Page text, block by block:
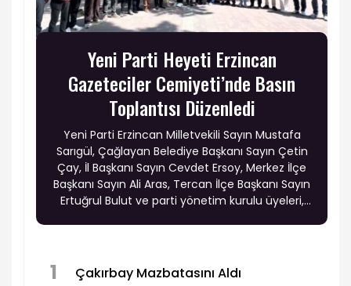
Yeni Parti Heyeti Erzincan
Gazeteciler Cemiyeti’nde Basın
Toplantısı Düzenledi
Yeni Parti Erzincan Milletvekili Sayın Mustafa
Sarıgül, Çağlayan Belediye Başkanı Sayın Çetin
Çay, İl Başkanı Sayın Cevdet Ersoy, Merkez İlçe
Başkanı Sayın Ali Aras, Tercan İlçe Başkanı Sayın
Ertuğrul Bulut ve parti yönetim kurulu üyeleri,
1 Çakırbay Mazbatasını Aldı